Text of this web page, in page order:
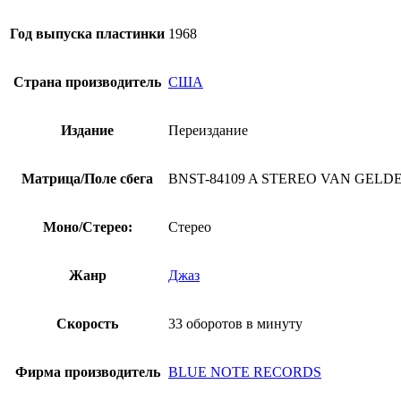
Год выпуска пластинки 1968
Страна производитель США
Издание Переиздание
Матрица/Поле сбега BNST-84109 A STEREO VAN
Моно/Стерео: Стерео
Жанр Джаз
Скорость 33 оборотов в минуту
Фирма производитель BLUE NOTE RECORDS